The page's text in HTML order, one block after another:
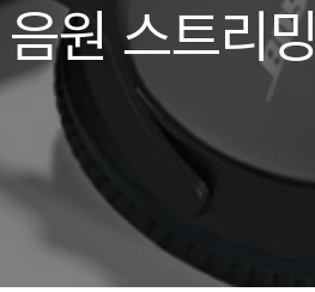
원 스트리밍